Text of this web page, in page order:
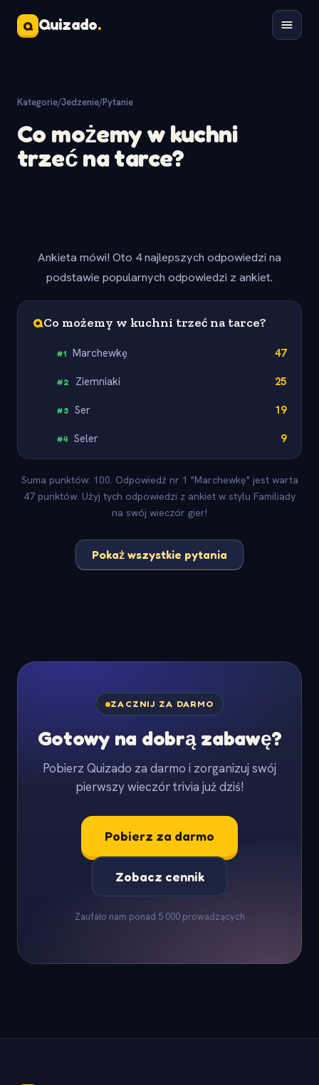
Q Quizado.
Kategorie/Jedzenie/Pytanie
Co możemy w kuchni
trzeć na tarce?
Ankieta mówi! Oto 4 najlepszych odpowiedzi na
podstawie popularnych odpowiedzi z ankiet.
QCo możemy w kuchni trzeć na tarce?
#1 Marchewkę 47
#2 Ziemniaki 25
#3 Ser 19
#4 Seler 9
Suma punktów: 100. Odpowiedź nr 1 "Marchewkę" jest warta
47 punktów. Użyj tych odpowiedzi z ankiet w stylu Familiady
na swój wieczór gier!
Pokaż wszystkie pytania
ZACZNIJ ZA DARMO
Gotowy na dobrą zabawę?
Pobierz Quizado za darmo i zorganizuj swój
pierwszy wieczór trivia już dziś!
Pobierz za darmo
Zobacz cennik
Zaufało nam ponad 5 000 prowadzących